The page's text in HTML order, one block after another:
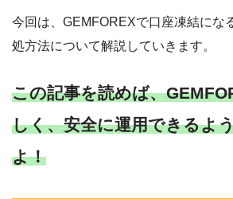
今回は、GEMFOREXで口座凍結にな
処方法について解説していきます。
この記事を読めば、
しく、安全に運用できるよ
よ！